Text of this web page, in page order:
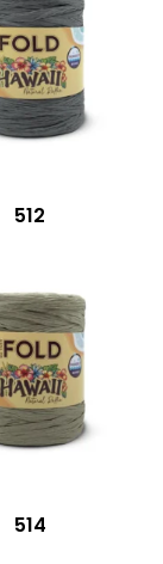
512
514